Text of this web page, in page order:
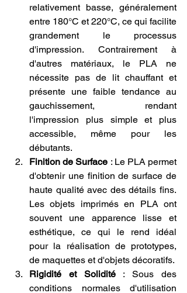
relativement basse, généralement
entre 180°C et 220°C, ce qui facilite
grandement le processus
d'impression. Contrairement à
d'autres matériaux, le PLA ne
nécessite pas de lit chauffant et
présente une faible tendance au
gauchissement, rendant
l'impression plus simple et plus
accessible, même pour les
débutants.
Finition de Surface : Le PLA permet
d'obtenir une finition de surface de
haute qualité avec des détails fins.
Les objets imprimés en PLA ont
souvent une apparence lisse et
esthétique, ce qui le rend idéal
pour la réalisation de prototypes,
de maquettes et d'objets décoratifs.
Rigidité et Solidité : Sous des
conditions normales d'utilisation